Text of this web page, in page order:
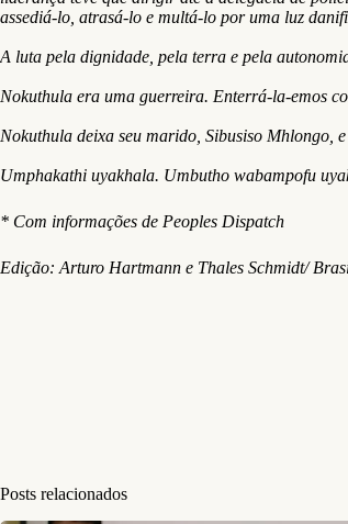
assediá-lo, atrasá-lo e multá-lo por uma luz
A luta pela dignidade, pela terra e pela
Nokuthula era uma guerreira. Enterrá-la-emos
Nokuthula deixa seu marido, Sibusiso Mhlongo,
Umphakathi uyakhala. Umbutho wabampofu
* Com informações de Peoples Dispatch
Edição: Arturo Hartmann e Thales Schmidt/
Posts relacionados